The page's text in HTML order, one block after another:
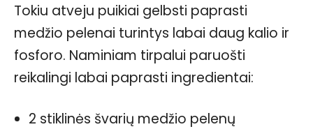
Tokiu atveju puikiai gelbsti paprasti
medžio pelenai turintys labai daug kalio ir
fosforo. Naminiam tirpalui paruošti
reikalingi labai paprasti ingredientai:
2 stiklinės švarių medžio pelenų